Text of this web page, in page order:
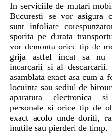
In serviciile de mutari
Bucuresti se vor asigura
sunt infoliate
sporita pe durata
vor demonta orice tip de
grija astfel incat sa nu
incarcarii si al
asamblata exact asa cum a
locuinta sau sediul de
aparatura electronica si
personale si orice tip de
exact acolo unde doriti,
inutile sau pierderi de timp.